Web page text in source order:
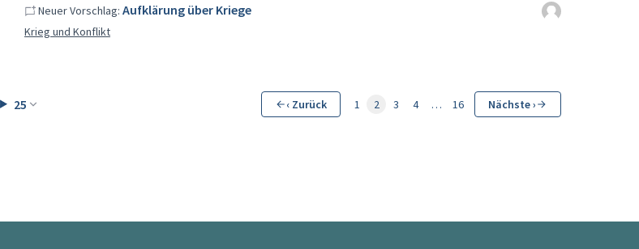
Neuer Vorschlag: Aufklärung über Kriege
Krieg und Konflikt
25 ‹ Zurück 1 2 3 4 … 16 Nächste ›